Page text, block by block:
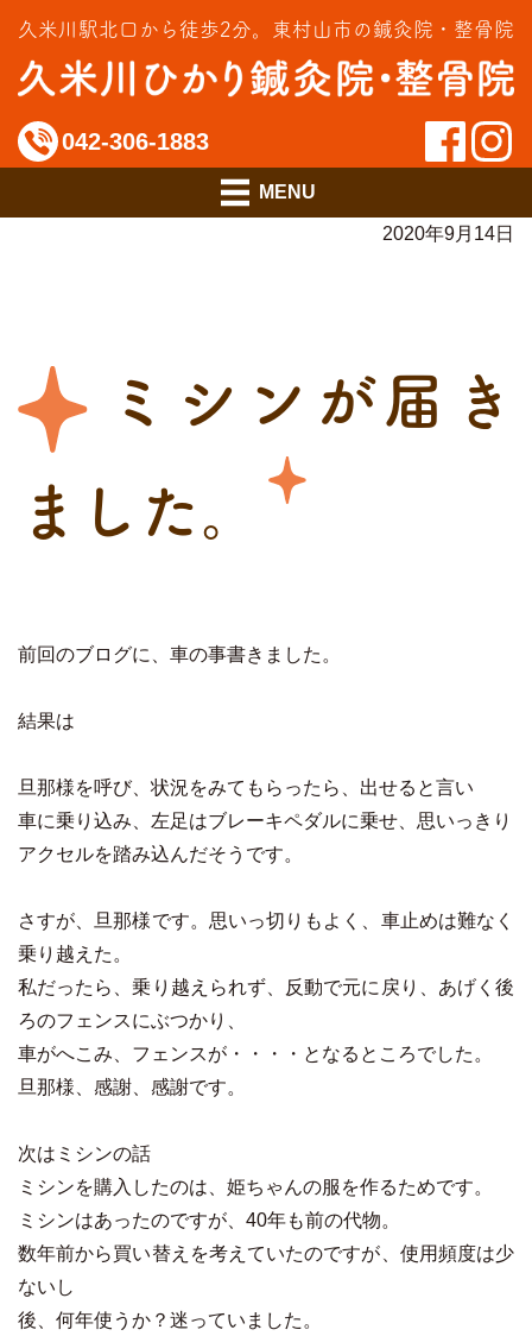
久米川駅北口から徒歩2分。 東村山市の鍼灸院・整骨院
042-306-1883
料金のご案内
アクセス
2020年9月14日
ミシンが届き
ました。
前回のブログに、車の事書きました。
結果は
旦那様を呼び、状況をみてもらったら、出せると言い
車に乗り込み、左足はブレーキペダルに乗せ、思いっきり
アクセルを踏み込んだそうです。
さすが、旦那様です。思いっ切りもよく、車止めは難なく
乗り越えた。
私だったら、乗り越えられず、反動で元に戻り、あげく後
ろのフェンスにぶつかり、
車がへこみ、フェンスが・・・・となるところでした。
旦那様、感謝、感謝です。
次はミシンの話
ミシンを購入したのは、姫ちゃんの服を作るためです。
ミシンはあったのですが、40年も前の代物。
数年前から買い替えを考えていたのですが、使用頻度は少
ないし
後、何年使うか？迷っていました。